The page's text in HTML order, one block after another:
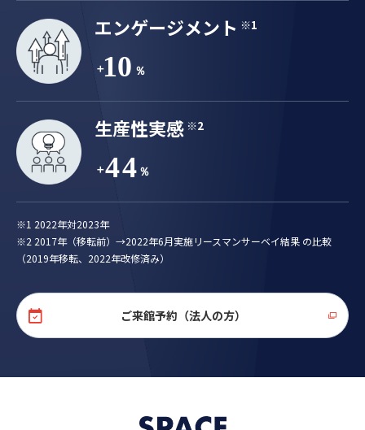
エンゲージメント ※1
生産性実感 ※2
※1 2022年対2023年
※2 2017年（移転前）→2022年6月実施リースマンサーベイ結果 の比較
（2019年移転、2022年改修済み）
ご来館予約（法人の方）